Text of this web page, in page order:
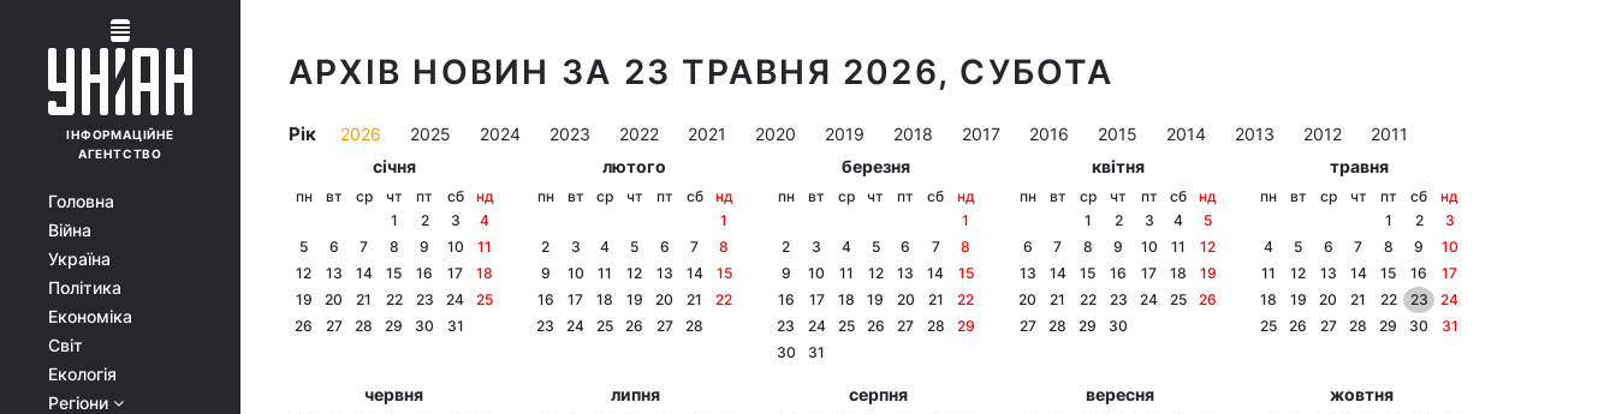
ІНФОРМАЦІЙНЕ
АГЕНТСТВО
Головна
Війна
Україна
Політика
Економіка
Світ
Екологія
Регіони
АРХІВ НОВИН ЗА 23 ТРАВНЯ 2026, СУБОТА
Рік 2026 2025 2024 2023 2022 2021 2020 2019 2018 2017 2016 2015 2014 2013 2012
2011
січня
пн вт ср чт пт сб
нд
1
2 3
4
5
6 7 8 9 10
11
12
13 14 15 16 17
18
19
20 21 22 23 24
25
26
27 28 29 30 31
лютого
пн вт ср чт пт сб
нд
1
2
3 4 5 6 7
8
9
10 11 12 13 14
15
16
17 18 19 20 21
22
23
24 25 26 27 28
березня
пн вт ср чт пт сб
нд
1
2
3 4 5 6 7
8
9
10 11 12 13 14
15
16
17 18 19 20 21
22
23
24 25 26 27 28
29
30
31
квітня
пн вт ср чт пт сб
нд
1
2 3 4
5
6
7 8 9 10 11
12
13
14 15 16 17 18
19
20
21 22 23 24 25
26
27
28 29 30
травня
пн вт ср чт пт сб
нд
1
2
3
4
5 6 7 8 9
10
11
12 13 14 15 16
17
18
19 20 21 22 23
24
25
26 27 28 29 30 31
червня липня серпня вересня жовтня